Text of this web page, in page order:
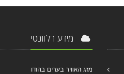
מידע רלוונטי
מזג האוויר בערים בהודו